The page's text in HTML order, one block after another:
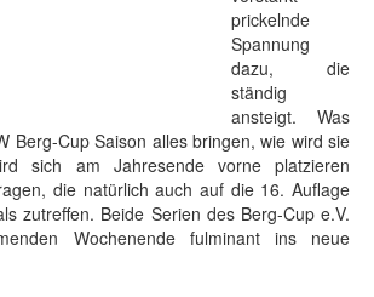
prickelnde
Spannung
dazu, die
ständig
ansteigt. Was
Berg-Cup Saison alles bringen, wie wird sie
sich am Jahresende vorne platzieren
die natürlich auch auf die 16. Auflage
zutreffen. Beide Serien des Berg-Cup e.V.
Wochenende fulminant ins neue